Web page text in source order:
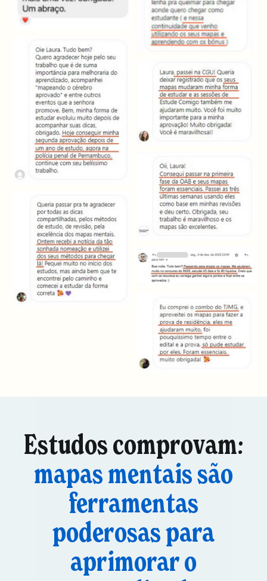
Estudos comprovam:
mapas mentais são
ferramentas
poderosas para
aprimorar o